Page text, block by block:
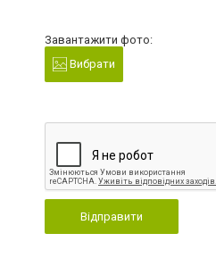
Завантажити фото:
Вибрати
Відправити